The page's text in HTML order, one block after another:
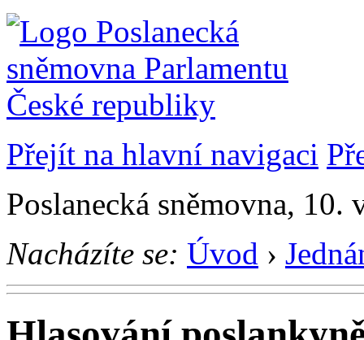
Přejít na hlavní navigaci
Poslanecká sněmovna,
Nacházíte se: Úvod ›